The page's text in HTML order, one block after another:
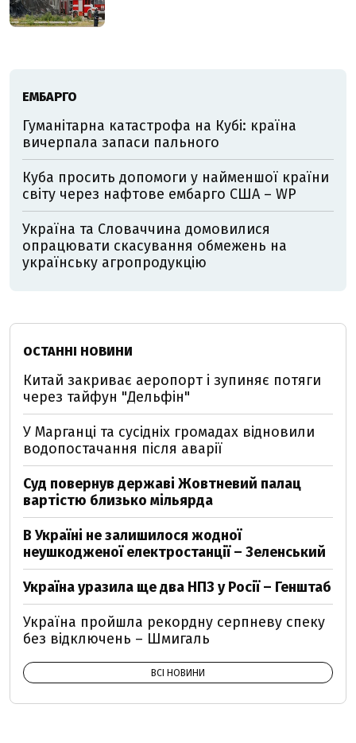
ЕМБАРГО
Гуманітарна катастрофа на Кубі: країна
вичерпала запаси пального
Куба просить допомоги у найменшої країни
світу через нафтове ембарго США – WP
Україна та Словаччина домовилися
опрацювати скасування обмежень на
українську агропродукцію
ОСТАННІ НОВИНИ
Китай закриває аеропорт і зупиняє потяги
через тайфун "Дельфін"
У Марганці та сусідніх громадах відновили
водопостачання після аварії
Суд повернув державі Жовтневий палац
вартістю близько мільярда
В Україні не залишилося жодної
неушкодженої електростанції – Зеленський
Україна уразила ще два НПЗ у Росії – Генштаб
Україна пройшла рекордну серпневу спеку
без відключень – Шмигаль
ВСІ НОВИНИ